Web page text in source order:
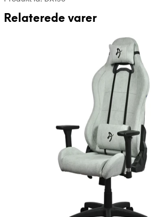
Relaterede varer